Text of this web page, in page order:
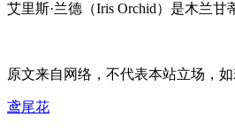
艾里斯·兰德（Iris Orchid）是木兰甘
原文来自网络，不代表本站立场，如
鸢尾花